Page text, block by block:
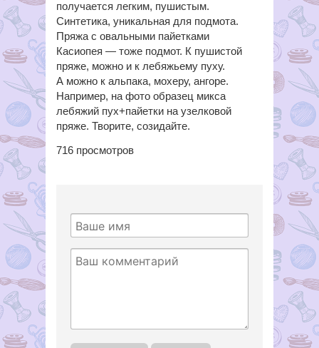
получается легким, пушистым.
Синтетика, уникальная для подмота.
Пряжа с овальными пайетками
Касиопея — тоже подмот. К пушистой
пряже, можно и к лебяжьему пуху.
А можно к альпака, мохеру, ангоре.
Например, на фото образец микса
лебяжий пух+пайетки на узелковой
пряже. Творите, созидайте.
716 просмотров